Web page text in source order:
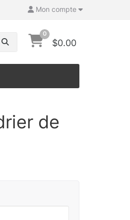
Mon compte
0
$0.00
de